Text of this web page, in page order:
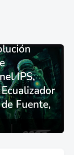
IPS,
Fuente,